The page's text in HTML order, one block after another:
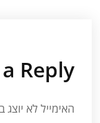
Reply
האימייל לא יוצג